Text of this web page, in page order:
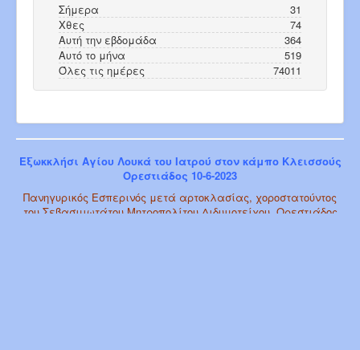
Σήμερα
31
Χθες
74
Αυτή την εβδομάδα
364
Αυτό το μήνα
519
Όλες τις ημέρες
74011
Εξωκκλήσι Αγίου Λουκά του Ιατρού στον κάμπο Κλεισσούς
Ορεστιάδος 10-6-2023
Πανηγυρικός Εσπερινός μετά αρτοκλασίας, χοροστατούντος
του Σεβασμιωτάτου Μητροπολίτου Διδυμοτείχου, Ορεστιάδος